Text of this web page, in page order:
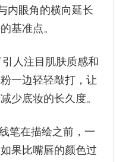
内眼角的横向延长
基准点。
人注目肌肤质感和
一边轻轻敲打，让
少底妆的长久度。
笔在描绘之前，一
果比嘴唇的颜色过